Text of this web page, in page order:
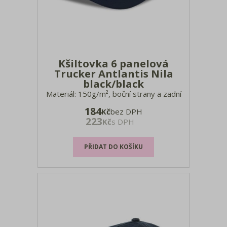
Kšiltovka 6 panelová
Trucker Antlantis Nila
black/black
Materiál: 150g/m², boční strany a zadní
elastan, kšilt a přední panel: 100%
recyklovaný polyester, kepr Vnitřní kšilt
voděodpudivá úprava (bez PFC), 6
184Kčbez DPH
223Kčs DPH